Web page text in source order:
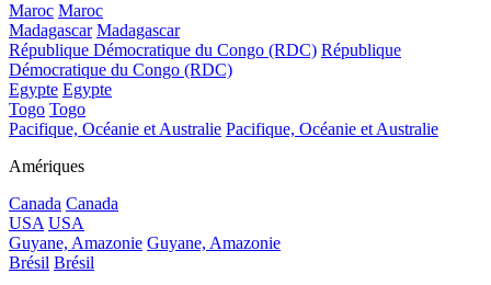
Maroc Maroc
Madagascar Madagascar
République Démocratique du Congo (RDC) République
Démocratique du Congo (RDC)
Egypte Egypte
Togo Togo
Pacifique, Océanie et Australie Pacifique, Océanie et Australie
Amériques
Canada Canada
USA USA
Guyane, Amazonie Guyane, Amazonie
Brésil Brésil